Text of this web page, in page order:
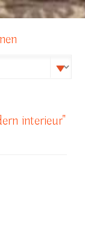
interieur"